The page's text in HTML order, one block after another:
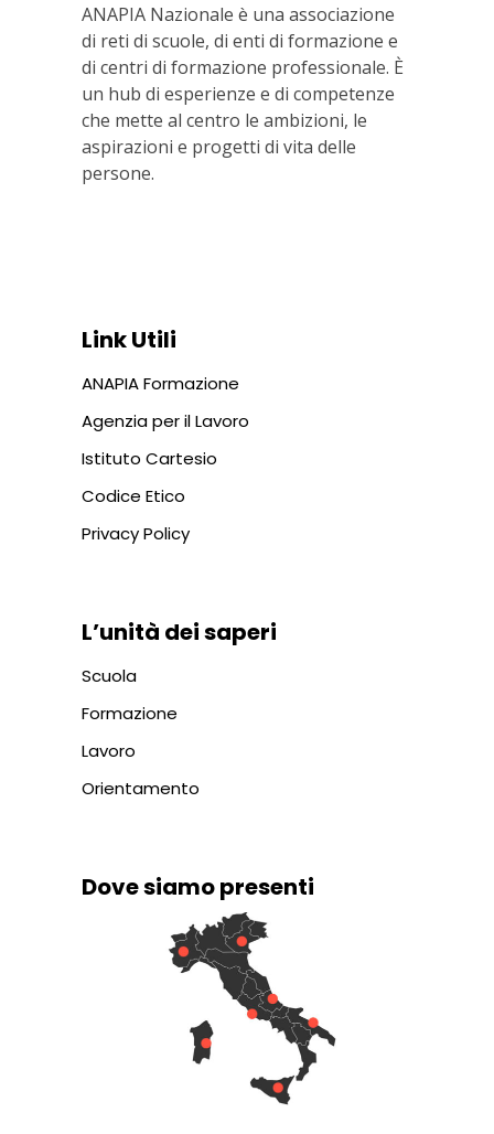
ANAPIA Nazionale è una associazione
di reti di scuole, di enti di formazione e
di centri di formazione professionale. È
un hub di esperienze e di competenze
che mette al centro le ambizioni, le
aspirazioni e progetti di vita delle
persone.
Link Utili
ANAPIA Formazione
Agenzia per il Lavoro
Istituto Cartesio
Codice Etico
Privacy Policy
L’unità dei saperi
Scuola
Formazione
Lavoro
Orientamento
Dove siamo presenti